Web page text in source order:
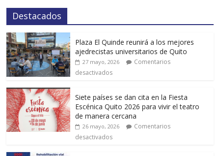
Destacados
Plaza El Quinde reunirá a los mejores
ajedrecistas universitarios de Quito
27 mayo, 2026
Comentarios
desactivados
Siete países se dan cita en la Fiesta
Escénica Quito 2026 para vivir el teatro
de manera cercana
26 mayo, 2026
Comentarios
desactivados